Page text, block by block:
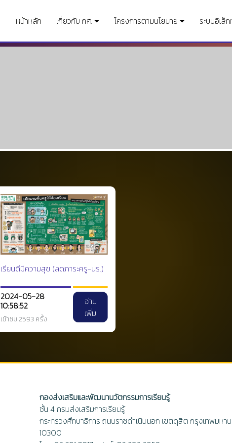
หน้าหลัก เกี่ยวกับ กศ. โครงการตามนโยบาย ระบบอิเล็
เรียนดีมีความสุข (ลดภาระครู-นร.)
2024-05-28
10:58:52
เข้าชม 2593 ครั้ง
อ่าน
เพิ่ม
กองส่งเสริมและพัฒนานวัตกรรมการเรียนรู้
ชั้น 4 กรมส่งเสริมการเรียนรู้
กระทรวงศึกษาธิการ ถนนราชดำเนินนอก เขตดุสิต กรุงเทพมหา
10300